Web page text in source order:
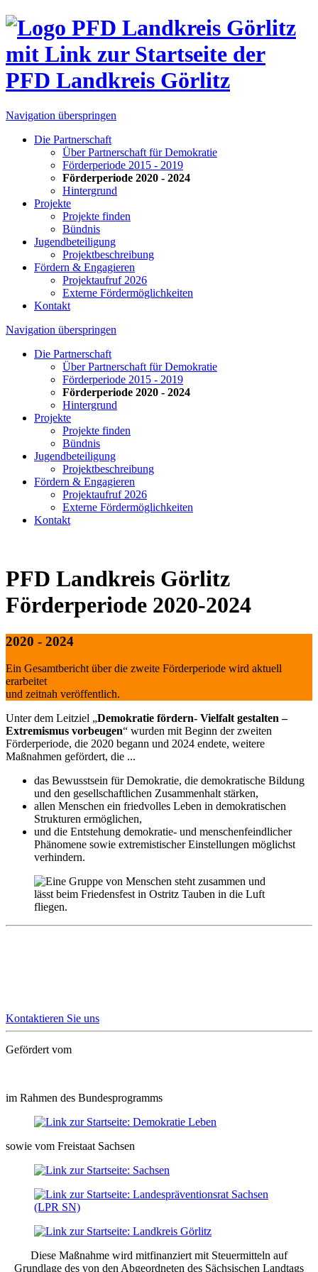
Navigation überspringen
Die Partnerschaft
Über Partnerschaft für Demokratie
Förderperiode 2015 - 2019
Förderperiode 2020 - 2024
Hintergrund
Projekte
Projekte finden
Bündnis
Jugendbeteiligung
Projektbeschreibung
Fördern & Engagieren
Projektaufruf 2026
Externe Fördermöglichkeiten
Kontakt
Navigation überspringen
Die Partnerschaft
Über Partnerschaft für Demokratie
Förderperiode 2015 - 2019
Förderperiode 2020 - 2024
Hintergrund
Projekte
Projekte finden
Bündnis
Jugendbeteiligung
Projektbeschreibung
Fördern & Engagieren
Projektaufruf 2026
Externe Fördermöglichkeiten
Kontakt
PFD Landkreis Görlitz
Förderperiode 2020-2024
2020 - 2024
Ein Gesamtbericht über die zweite Förderperiode wird aktuell
erarbeitet
und zeitnah veröffentlich.
Unter dem Leitziel „Demokratie fördern- Vielfalt gestalten –
Extremismus vorbeugen“ wurden mit Beginn der zweiten
Förderperiode, die 2020 begann und 2024 endete, weitere
Maßnahmen gefördert, die ...
das Bewusstsein für Demokratie, die demokratische Bildung
und den gesellschaftlichen Zusammenhalt stärken,
allen Menschen ein friedvolles Leben in demokratischen
Strukturen ermöglichen,
und die Entstehung demokratie- und menschenfeindlicher
Phänomene sowie extremistischer Einstellungen möglichst
verhindern.
Kontaktieren Sie uns
Gefördert vom
im Rahmen des Bundesprogramms
sowie vom Freistaat Sachsen
Diese Maßnahme wird mitfinanziert mit Steuermitteln auf
Grundlage des von den Abgeordneten des Sächsischen Landtags